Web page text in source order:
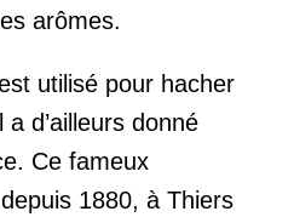
arômes.
utilisé pour hacher
d’ailleurs donné
Ce fameux
1880, à Thiers